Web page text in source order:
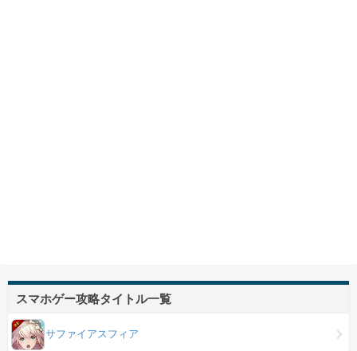
スマホゲー攻略タイトル一覧
サファイアスフィア